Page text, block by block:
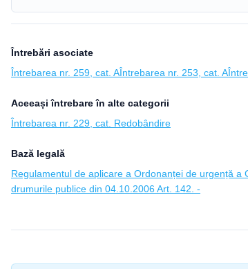
Întrebări asociate
Întrebarea nr. 259, cat. AÎntrebarea nr. 253, cat. A
Aceeași întrebare în alte categorii
Întrebarea nr. 229, cat. Redobândire
Bază legală
Regulamentul de aplicare a Ordonanței de urgență a
drumurile publice din 04.10.2006 Art. 142. -